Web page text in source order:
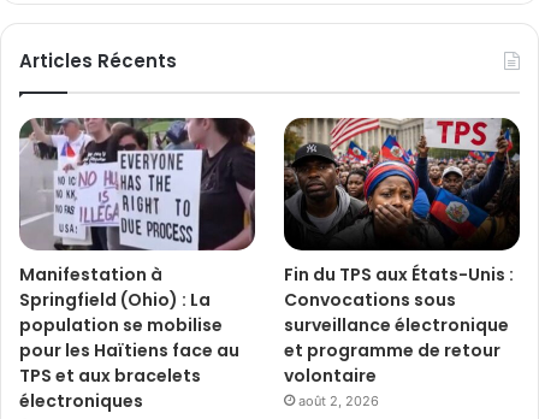
Articles Récents
Manifestation à
Springfield (Ohio) : La
population se mobilise
pour les Haïtiens face au
TPS et aux bracelets
électroniques
Fin du TPS aux États-Unis :
Convocations sous
surveillance électronique
et programme de retour
volontaire
août 2, 2026